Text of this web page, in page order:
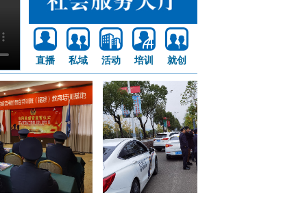
直播 私域 活动 培训 就创